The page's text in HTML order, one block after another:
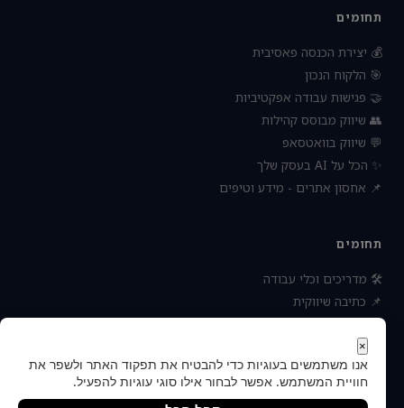
תחומים
💰 יצירת הכנסה פאסיבית
🎯 הלקוח הנכון
🤝 פגישות עבודה אפקטיביות
👥 שיווק מבוסס קהילות
💬 שיווק בוואטסאפ
✨ הכל על AI בעסק שלך
📌 אחסון אתרים - מידע וטיפים
תחומים
🛠 מדריכים וכלי עבודה
📌 כתיבה שיווקית
📌 socialbee מפלצת המדיה
📌 נטוורקינג וקשרים עסקיים
📌 חדשות כלכלה ועסקים
×
אנו משתמשים בעוגיות כדי להבטיח את תפקוד האתר ולשפר את
חוויית המשתמש. אפשר לבחור אילו סוגי עוגיות להפעיל.